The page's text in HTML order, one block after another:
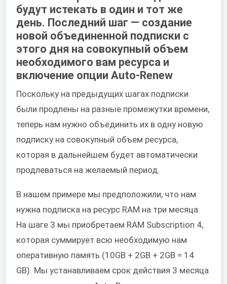
будут истекать в один и тот же
день. Последний шаг — создание
новой объединенной подписки с
этого дня на совокупный объем
необходимого вам ресурса и
включение опции Auto-Renew
Поскольку на предыдущих шагах подписки
были продлены на разные промежутки времени,
теперь нам нужно объединить их в одну новую
подписку на совокупный объем ресурса,
которая в дальнейшем будет автоматически
продлеваться на желаемый период.
В нашем примере мы предположили, что нам
нужна подписка на ресурс RAM на три месяца.
На шаге 3 мы приобретаем RAM Subscription 4,
которая суммирует всю необходимую нам
оперативную память (10GB + 2GB + 2GB = 14
GB). Мы устанавливаем срок действия 3 месяца